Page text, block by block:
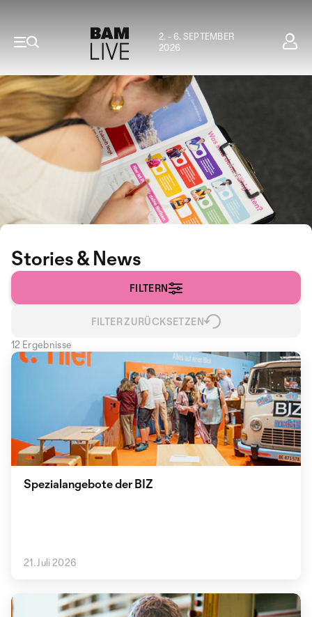
2. - 6. SEPTEMBER
2026
Stories & News
FILTERN
FILTER ZURÜCKSETZEN
12 Ergebnisse
Spezialangebote der BIZ
21. Juli 2026